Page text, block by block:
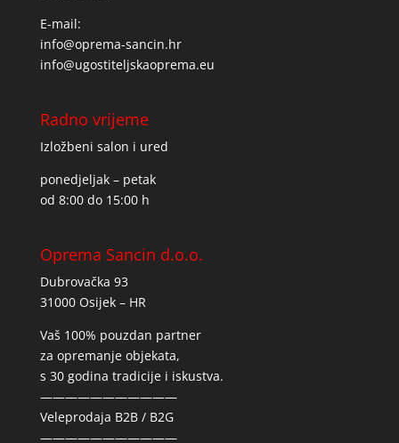
E-mail:
info@oprema-sancin.hr
info@ugostiteljskaoprema.eu
Radno vrijeme
Izložbeni salon i ured
ponedjeljak – petak
od 8:00 do 15:00 h
Oprema Sancin d.o.o.
Dubrovačka 93
31000 Osijek – HR
Vaš 100% pouzdan partner
za opremanje objekata,
s 30 godina tradicije i iskustva.
———————————
Veleprodaja B2B / B2G
———————————